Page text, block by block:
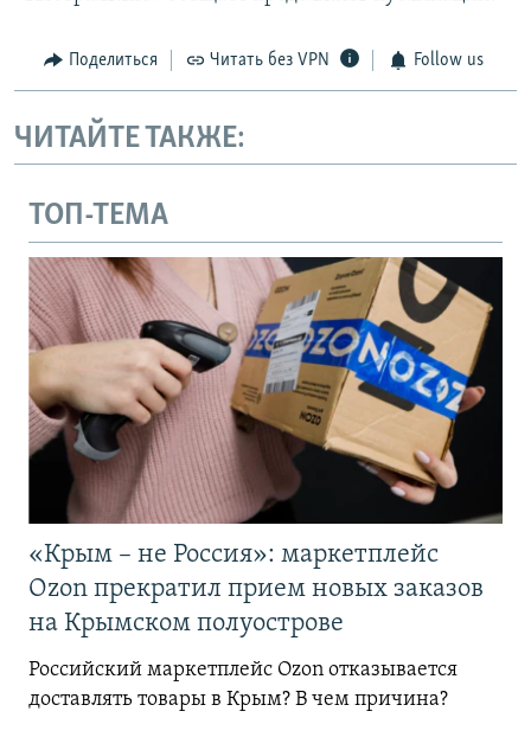
Поделиться Читать без VPN Follow us
ЧИТАЙТЕ ТАКЖЕ:
ТОП-ТЕМА
«Крым – не Россия»: маркетплейс
Ozon прекратил прием новых заказов
на Крымском полуострове
Российский маркетплейс Ozon отказывается
доставлять товары в Крым? В чем причина?